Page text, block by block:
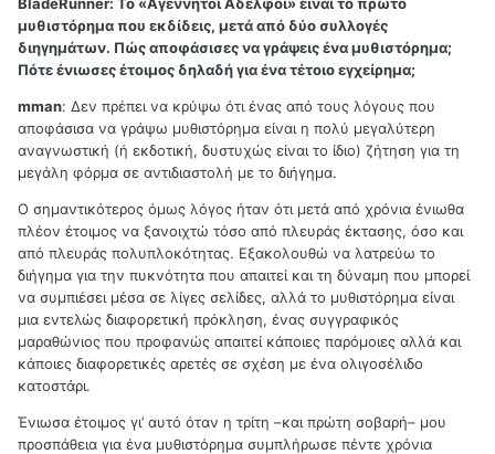
μυθιστόρημα που εκδίδεις, μετά από δύο συλλογές
διηγημάτων. Πώς αποφάσισες να γράψεις ένα μυθιστόρημα;
Πότε ένιωσες έτοιμος δηλαδή για ένα τέτοιο εγχείρημα;
mman: Δεν πρέπει να κρύψω ότι ένας από τους λόγους που
αποφάσισα να γράψω μυθιστόρημα είναι η πολύ μεγαλύτερη
αναγνωστική (ή εκδοτική, δυστυχώς είναι το ίδιο) ζήτηση για τη
μεγάλη φόρμα σε αντιδιαστολή με το διήγημα.
Ο σημαντικότερος όμως λόγος ήταν ότι μετά από χρόνια ένιωθα
πλέον έτοιμος να ξανοιχτώ τόσο από πλευράς έκτασης, όσο και
από πλευράς πολυπλοκότητας. Εξακολουθώ να λατρεύω το
διήγημα για την πυκνότητα που απαιτεί και τη δύναμη που μπορεί
να συμπιέσει μέσα σε λίγες σελίδες, αλλά το μυθιστόρημα είναι
μια εντελώς διαφορετική πρόκληση, ένας συγγραφικός
μαραθώνιος που προφανώς απαιτεί κάποιες παρόμοιες αλλά και
κάποιες διαφορετικές αρετές σε σχέση με ένα ολιγοσέλιδο
κατοστάρι.
Ένιωσα έτοιμος γι’ αυτό όταν η τρίτη –και πρώτη σοβαρή– μου
προσπάθεια για ένα μυθιστόρημα συμπλήρωσε πέντε χρόνια